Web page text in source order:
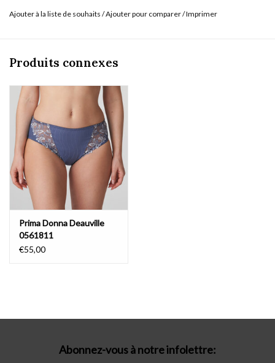
Ajouter à la liste de souhaits /Ajouter pour comparer/Imprimer
Produits connexes
Prima Donna Deauville
0561811
€55,00
Abonnez-vous à notre infolettre: